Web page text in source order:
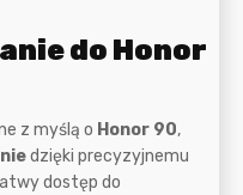
do Honor
z myślą o Honor 90,
dzięki precyzyjnemu
dostęp do